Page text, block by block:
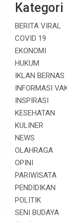
Kategori
BERITA VIRAL
COVID 19
EKONOMI
HUKUM
IKLAN BERNAS
INFORMASI
INSPIRASI
KESEHATAN
KULINER
NEWS
OLAHRAGA
OPINI
PARIWISATA
PENDIDIKAN
POLITIK
SENI BUDAYA